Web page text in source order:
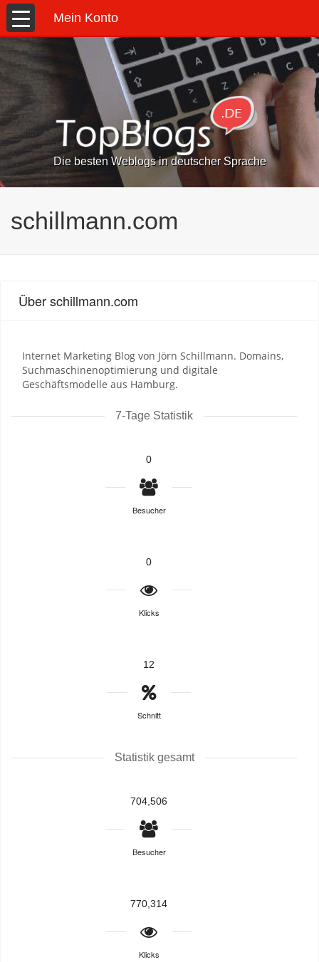
Mein Konto
Die besten Weblogs in deutscher Sprache
schillmann.com
Über schillmann.com
Internet Marketing Blog von Jörn Schillmann. Domains,
Suchmaschinenoptimierung und digitale
Geschäftsmodelle aus Hamburg.
7-Tage Statistik
0
Besucher
0
Klicks
12
Schnitt
Statistik gesamt
704,506
Besucher
770,314
Klicks